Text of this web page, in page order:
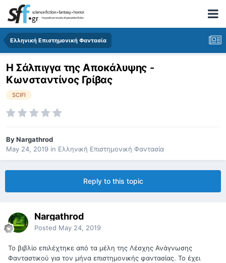
Ελληνική Επιστημονική Φαντασία
Η Σάλπιγγα της Αποκάλυψης -
Κωνσταντίνος Γρίβας
SCIFI
ByNargathrod
May 24, 2019 in Ελληνική Επιστημονική Φαντασία
Reply to this topic
Nargathrod
Posted May 24, 2019
Το βιβλίο επιλέχτηκε από τα μέλη της Λέσχης Ανάγνωσης
Φανταστικού για τον μήνα επιστημονικής φαντασίας. Το έχει